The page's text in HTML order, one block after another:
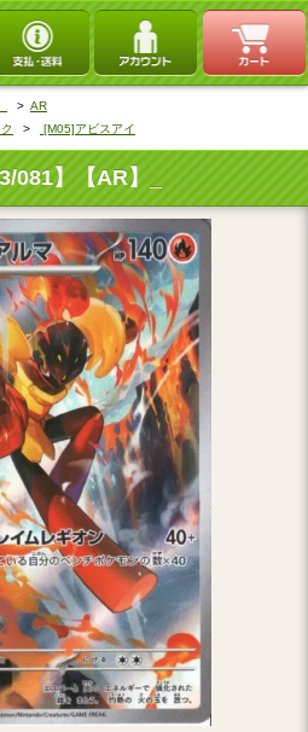
> AR
> [M05]アビスアイ
081】【AR】_